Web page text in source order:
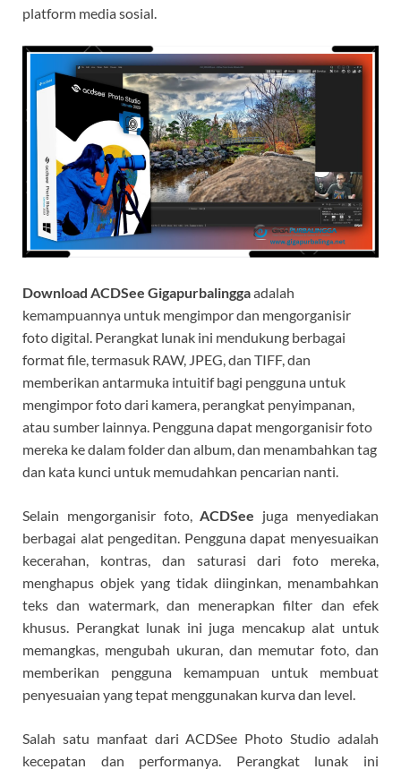
platform media sosial.
Download ACDSee Gigapurbalinggaadalah
kemampuannya untuk mengimpor dan mengorganisir
foto digital. Perangkat lunak ini mendukung berbagai
format file, termasuk RAW, JPEG, dan TIFF, dan
memberikan antarmuka intuitif bagi pengguna untuk
mengimpor foto dari kamera, perangkat penyimpanan,
atau sumber lainnya. Pengguna dapat mengorganisir foto
mereka ke dalam folder dan album, dan menambahkan tag
dan kata kunci untuk memudahkan pencarian nanti.
Selain mengorganisir foto,ACDSee juga menyediakan
berbagai alat pengeditan. Pengguna dapat menyesuaikan
kecerahan, kontras, dan saturasi dari foto mereka,
menghapus objek yang tidak diinginkan, menambahkan
teks dan watermark, dan menerapkan filter dan efek
khusus. Perangkat lunak ini juga mencakup alat untuk
memangkas, mengubah ukuran, dan memutar foto, dan
memberikan pengguna kemampuan untuk membuat
penyesuaian yang tepat menggunakan kurva dan level.
Salah satu manfaat dari ACDSee Photo Studio adalah
kecepatan dan performanya. Perangkat lunak ini